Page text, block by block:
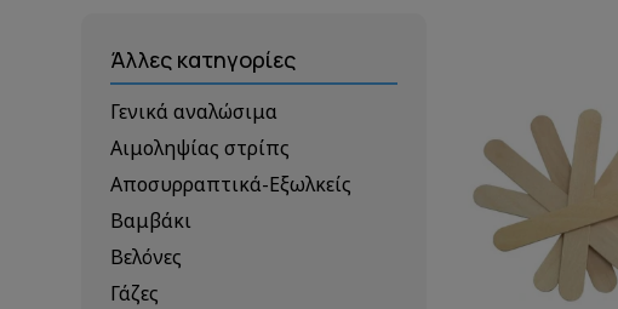
Άλλες κατηγορίες
Γενικά αναλώσιμα
Αιμοληψίας στρίπς
Αποσυρραπτικά-Εξωλκείς
Βαμβάκι
Βελόνες
Γάζες